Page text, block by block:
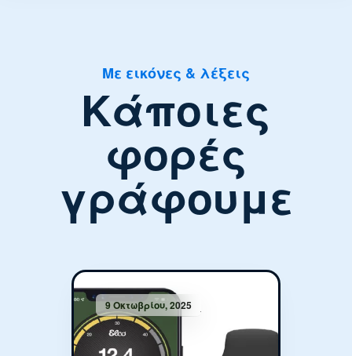
Με εικόνες & λέξεις
Κάποιες
φορές
γράφουμε
9 Οκτωβρίου, 2025